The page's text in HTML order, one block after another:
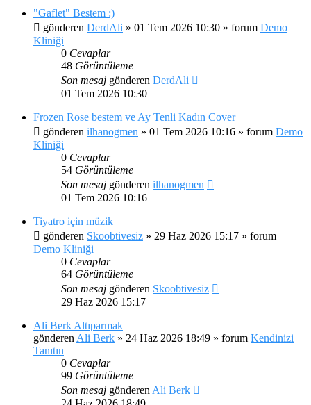
"Gaflet" Bestem :)
gönderen DerdAli » 01 Tem 2026 10:30 » forum Demo
Kliniği
0 Cevaplar
48 Görüntüleme
Son mesaj gönderen DerdAli
01 Tem 2026 10:30
Frozen Rose bestem ve Ay Tenli Kadın Cover
gönderen ilhanogmen » 01 Tem 2026 10:16 » forum Demo
Kliniği
0 Cevaplar
54 Görüntüleme
Son mesaj gönderen ilhanogmen
01 Tem 2026 10:16
Tiyatro için müzik
gönderen Skoobtivesiz » 29 Haz 2026 15:17 » forum
Demo Kliniği
0 Cevaplar
64 Görüntüleme
Son mesaj gönderen Skoobtivesiz
29 Haz 2026 15:17
Ali Berk Altıparmak
gönderen Ali Berk » 24 Haz 2026 18:49 » forum Kendinizi
Tanıtın
0 Cevaplar
99 Görüntüleme
Son mesaj gönderen Ali Berk